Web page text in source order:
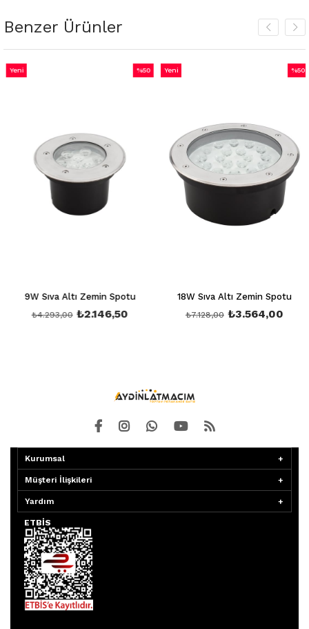
Benzer Ürünler
9W Sıva Altı Zemin Spotu
₺2.146,50
₺4.293,00
%50
Yeni
18W Sıva Altı Zemin Spotu
₺3.564,00
₺7.128,00
%50
Yeni
Kurumsal
Müşteri İlişkileri
Yardım
ETBİS